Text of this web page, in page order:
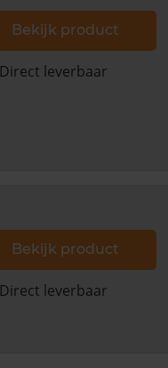
Bekijk product
Direct leverbaar
Bekijk product
Direct leverbaar